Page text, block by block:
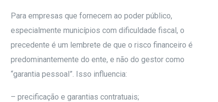
Para empresas que fornecem ao poder público,
especialmente municípios com dificuldade fiscal, o
precedente é um lembrete de que o risco financeiro é
predominantemente do ente, e não do gestor como
“garantia pessoal”. Isso influencia:
– precificação e garantias contratuais;